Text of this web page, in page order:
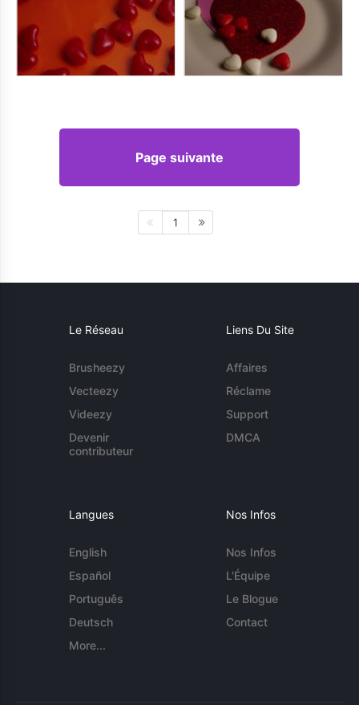
Page suivante
1
Le Réseau
Brusheezy
Vecteezy
Videezy
Devenir
contributeur
Liens Du Site
Affaires
Réclame
Support
DMCA
Langues
English
Español
Português
Deutsch
More...
Nos Infos
Nos Infos
L'Équipe
Le Blogue
Contact